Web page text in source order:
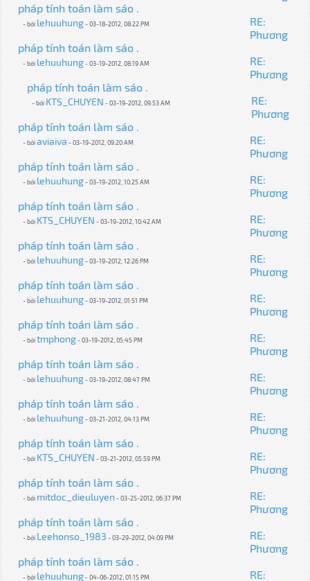
pháp tính toán làm sáo .
- bởi lehuuhung- 03-18-2012, 08:22 PM
RE:
Phương
pháp tính toán làm sáo .
- bởi lehuuhung- 03-19-2012, 08:19 AM
RE:
Phương
pháp tính toán làm sáo .
- bởi KTS_CHUYEN - 03-19-2012, 09:53 AM
RE:
Phương
pháp tính toán làm sáo .
- bởiaviaiva - 03-19-2012, 09:20 AM
RE:
Phương
pháp tính toán làm sáo .
- bởi lehuuhung- 03-19-2012, 10:25 AM
RE:
Phương
pháp tính toán làm sáo .
- bởi KTS_CHUYEN - 03-19-2012, 10:42 AM
RE:
Phương
pháp tính toán làm sáo .
- bởi lehuuhung- 03-19-2012, 12:26 PM
RE:
Phương
pháp tính toán làm sáo .
- bởi lehuuhung- 03-19-2012, 01:51 PM
RE:
Phương
pháp tính toán làm sáo .
- bởitmphong- 03-19-2012, 05:45 PM
RE:
Phương
pháp tính toán làm sáo .
- bởi lehuuhung- 03-19-2012, 08:47 PM
RE:
Phương
pháp tính toán làm sáo .
- bởi lehuuhung- 03-21-2012, 04:13 PM
RE:
Phương
pháp tính toán làm sáo .
- bởi KTS_CHUYEN - 03-21-2012, 05:59 PM
RE:
Phương
pháp tính toán làm sáo .
- bởi mitdoc_dieuluyen - 03-25-2012, 06:37 PM
RE:
Phương
pháp tính toán làm sáo .
- bởi Leehonso_1983 - 03-29-2012, 04:09 PM
RE:
Phương
pháp tính toán làm sáo .
- bởi lehuuhung- 04-06-2012, 01:15 PM
RE: